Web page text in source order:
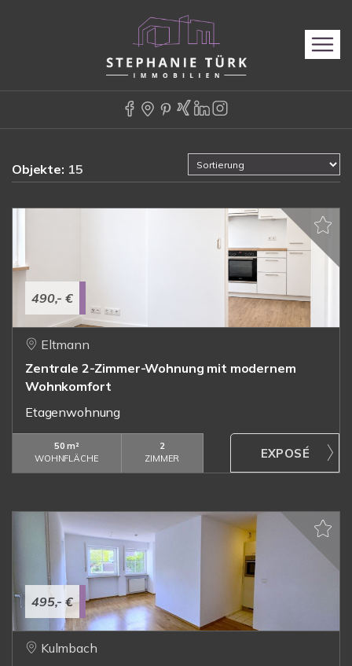
Objekte: 15
490,- €
Eltmann
Zentrale 2-Zimmer-Wohnung mit modernem
Wohnkomfort
Etagenwohnung
50 m²
WOHNFLÄCHE
2
ZIMMER
495,- €
Kulmbach